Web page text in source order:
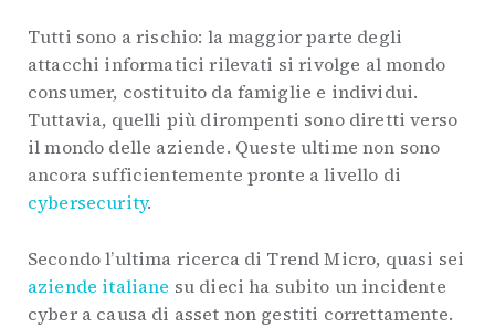
Tutti sono a rischio: la maggior parte degli
attacchi informatici rilevati si rivolge al mondo
consumer, costituito da famiglie e individui.
Tuttavia, quelli più dirompenti sono diretti verso
il mondo delle aziende. Queste ultime non sono
ancora sufficientemente pronte a livello di
cybersecurity.
Secondo l’ultima ricerca di Trend Micro, quasi sei
aziende italiane su dieci ha subito un incidente
cyber a causa di asset non gestiti correttamente.